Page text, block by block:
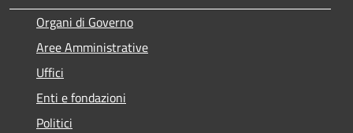
Organi di Governo
Aree Amministrative
Uffici
Enti e fondazioni
Politici